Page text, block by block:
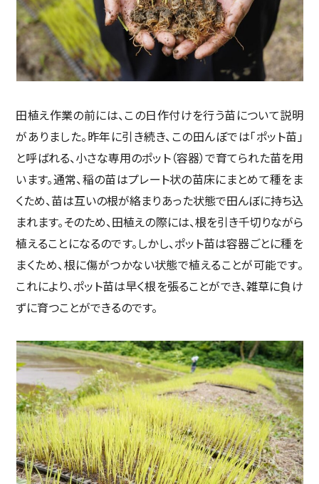
田植え作業の前には、この日作付けを行う苗について説明
がありました。昨年に引き続き、この田んぼでは「ポット苗」
と呼ばれる、小さな専用のポット（容器）で育てられた苗を用
います。通常、稲の苗はプレート状の苗床にまとめて種をま
くため、苗は互いの根が絡まりあった状態で田んぼに持ち込
まれます。そのため、田植えの際には、根を引き千切りながら
植えることになるのです。しかし、ポット苗は容器ごとに種を
まくため、根に傷がつかない状態で植えることが可能です。
これにより、ポット苗は早く根を張ることができ、雑草に負け
ずに育つことができるのです。